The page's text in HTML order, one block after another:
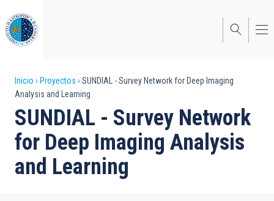
al
contenido
principal
Sobrescribir
enlaces
de
ayuda
a
Inicio Proyectos
SUNDIAL - Survey Network for Deep Imaging
Analysis and Learning
SUNDIAL - Survey Network
for Deep Imaging Analysis
and Learning